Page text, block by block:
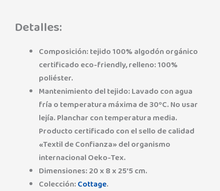
Detalles:
Composición: tejido 100% algodón orgánico
certificado eco-friendly, relleno: 100%
poliéster.
Mantenimiento del tejido: Lavado con agua
fría o temperatura máxima de 30ºC. No usar
lejía. Planchar con temperatura media.
Producto certificado con el sello de calidad
«Textil de Confianza» del organismo
internacional Oeko-Tex.
Dimensiones: 20 x 8 x 25’5 cm.
Colección:Cottage.